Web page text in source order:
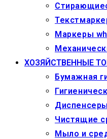
Маркеры
ХОЗЯЙСТВЕННЫЕ
Бумажная
Диспенсеры
Чистящие
Мыло и